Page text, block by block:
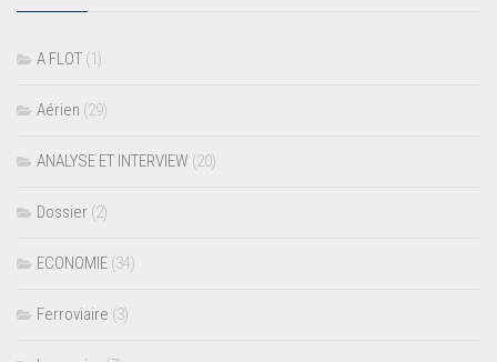
A FLOT (1)
Aérien (29)
ANALYSE ET INTERVIEW (20)
Dossier (2)
ECONOMIE (34)
Ferroviaire (3)